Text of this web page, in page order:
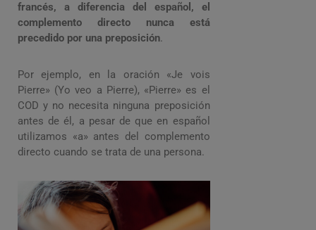
francés, a diferencia del español, el
complemento directo nunca está
precedido por una preposición.
Por ejemplo, en la oración «Je vois
Pierre» (Yo veo a Pierre), «Pierre» es el
COD y no necesita ninguna preposición
antes de él, a pesar de que en español
utilizamos «a» antes del complemento
directo cuando se trata de una persona.